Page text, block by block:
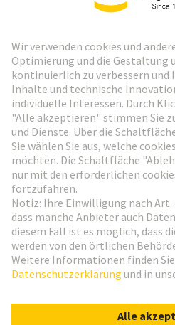
Weiter zur Anmeldung
Social Media
Deutschland Deutsch